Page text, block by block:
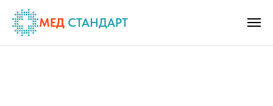
МЕД СТАНДАРТ